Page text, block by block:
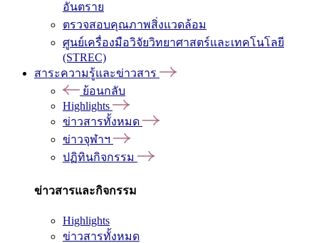
อันตราย
ตรวจสอบคุณภาพสิ่งแวดล้อม
ศูนย์เครื่องมือวิจัยวิทยาศาสตร์และเทคโนโลยี
(STREC)
สาระความรู้และข่าวสาร
ย้อนกลับ
Highlights
ข่าวสารทั้งหมด
ข่าวจุฬาฯ
ปฏิทินกิจกรรม
ข่าวสารและกิจกรรม
Highlights
ข่าวสารทั้งหมด